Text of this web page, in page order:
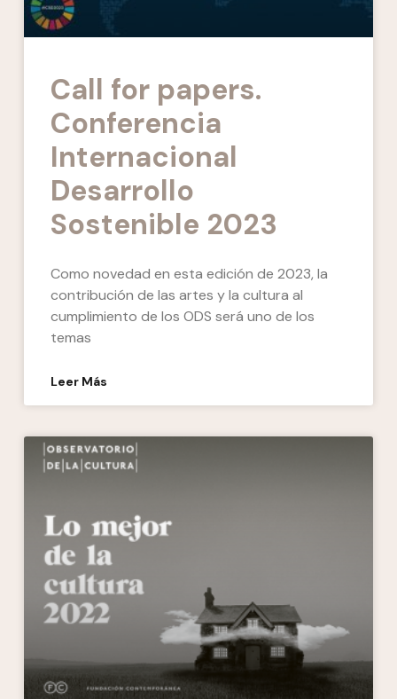
Call for papers.
Conferencia
Internacional
Desarrollo
Sostenible 2023
Como novedad en esta edición de 2023, la
contribución de las artes y la cultura al
cumplimiento de los ODS será uno de los
temas
Leer Más